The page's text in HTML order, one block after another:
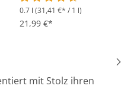
3.2 von 5 Sternen
Durchschnittliche
0.7 l (31,41 €* / 1 l)
21,99 €*
mit Stolz ihren